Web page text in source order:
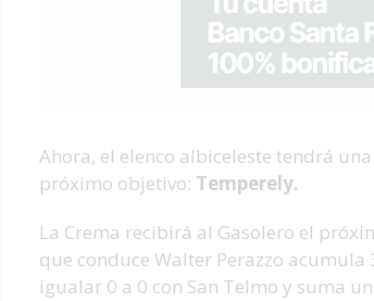
Ahora, el elenco albiceleste tendrá
próximo objetivo: Temperely.
La Crema recibirá al Gasolero el
que conduce Walter Perazzo
igualar 0 a 0 con San Telmo y suma